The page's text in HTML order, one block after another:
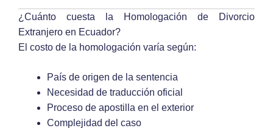
¿Cuánto cuesta la Homologación de Divorcio
Extranjero en Ecuador?
El costo de la homologación varía según:
País de origen de la sentencia
Necesidad de traducción oficial
Proceso de apostilla en el exterior
Complejidad del caso